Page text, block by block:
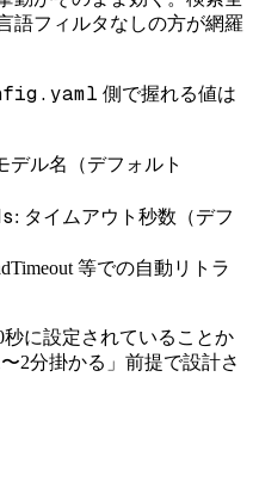
語フィルタなしの方が網羅
側で握れる値は
デル名（デフォルト
: タイムアウト秒数（デフ
等での自動リトラ
に設定されていることか
2分掛かる」前提で設計さ